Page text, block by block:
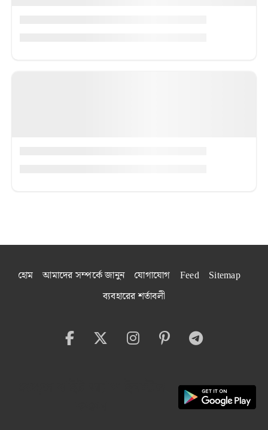
হোম আমাদের সম্পর্কে জানুন যোগাযোগ Feed
Sitemap
ব্যবহারের শর্তাবলী